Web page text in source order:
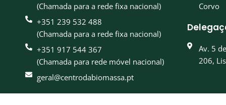
(Chamada para a rede fixa nacional)
+351 239 532 488
(Chamada para a rede fixa nacional)
+351 917 544 367
(Chamada para rede móvel nacional)
geral@centrodabiomassa.pt
Corvo
Av. 5
206,